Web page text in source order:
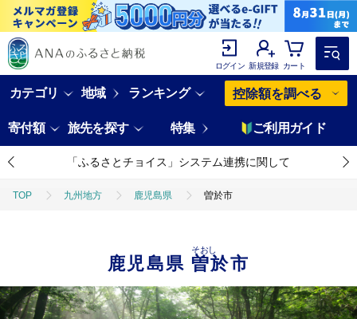
ログイン 新規登録 カート
カテゴリ 地域 ランキング 控除額を調べる
寄付額 旅先を探す 特集 ご利用ガイド
「ふるさとチョイス」システム連携に関して
TOP 九州地方 鹿児島県 曽於市
鹿児島県 曽於市
そおし